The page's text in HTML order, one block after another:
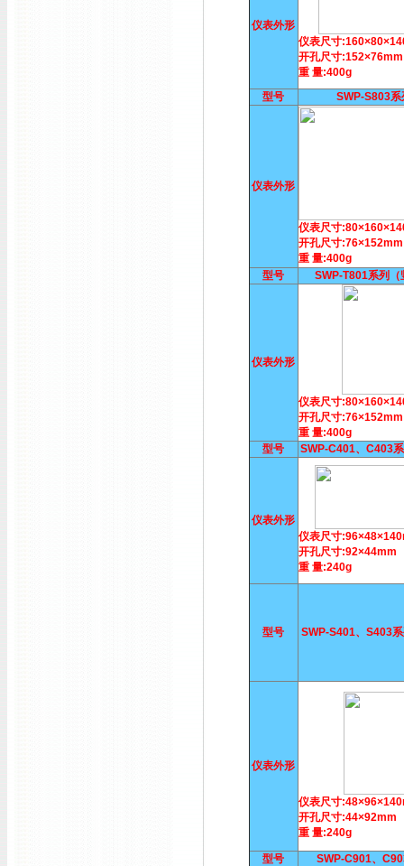
仪表外形
仪表尺寸
开孔尺寸:152×76mm
重 量:400g
型号
SWP-S803系
仪表外形
仪表尺寸
开孔尺寸:76×152mm
重 量:400g
型号
SWP-T801系列（
仪表外形
仪表尺寸
开孔尺寸:76×152mm
重 量:400g
型号
SWP-C401、C403
仪表外形
仪表尺寸
开孔尺寸:92×44mm
重 量:240g
型号 SWP-S401、S403
仪表外形
仪表尺寸
开孔尺寸:44×92mm
重 量:240g
型号 SWP-C901、